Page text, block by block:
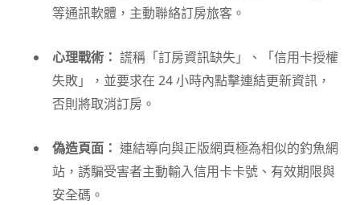
等通訊軟體，主動聯絡訂房旅客。
心理戰術： 謊稱「訂房資訊缺失」、「信用卡授權
失敗」，並要求在 24 小時內點擊連結更新資訊，
否則將取消訂房。
偽造頁面： 連結導向與正版網頁極為相似的釣魚網
站，誘騙受害者主動輸入信用卡卡號、有效期限與
安全碼。